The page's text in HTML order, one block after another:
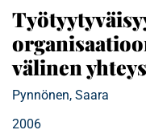
välinen yhteys
Pynnönen, Saara
2006